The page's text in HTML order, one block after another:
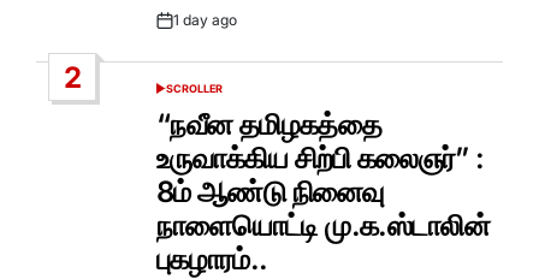
Post1 day ago
2
POSTED
IN
SCROLLER
“நவீன தமிழகத்தை
உருவாக்கிய சிற்பி கலைஞர்” :
8ம் ஆண்டு நினைவு
நாளையொட்டி மு.க.ஸ்டாலின்
புகழாரம்..